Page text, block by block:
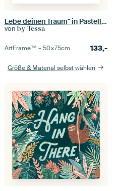
Lebe deinen Traum" in Pastellfarben
von by Tessa
ArtFrame™ –50×75cm 133,-
Größe & Material selbst wählen